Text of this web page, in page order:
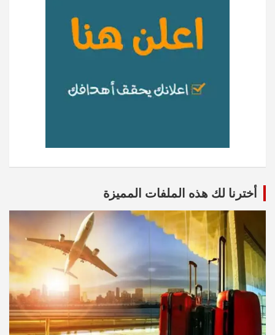
أخترنا لك هذه الملفات المميزة